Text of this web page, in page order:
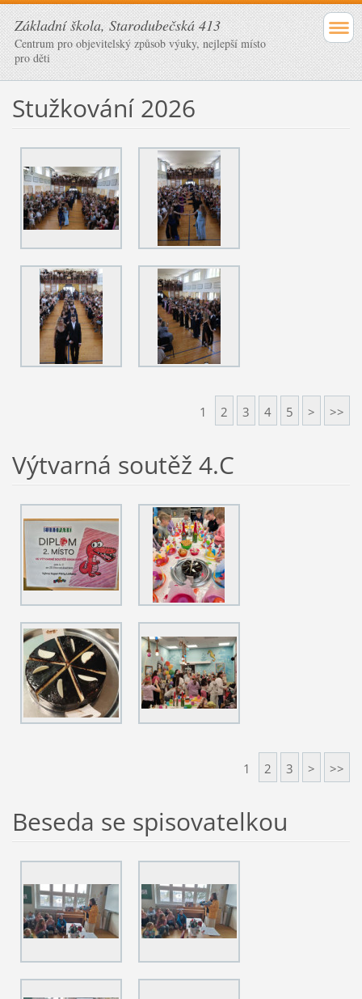
Základní škola, Starodubečská 413
Centrum pro objevitelský způsob výuky, nejlepší místo
pro děti
Stužkování 2026
1 2 3 4 5 > >>
Výtvarná soutěž 4.C
1 2 3 > >>
Beseda se spisovatelkou